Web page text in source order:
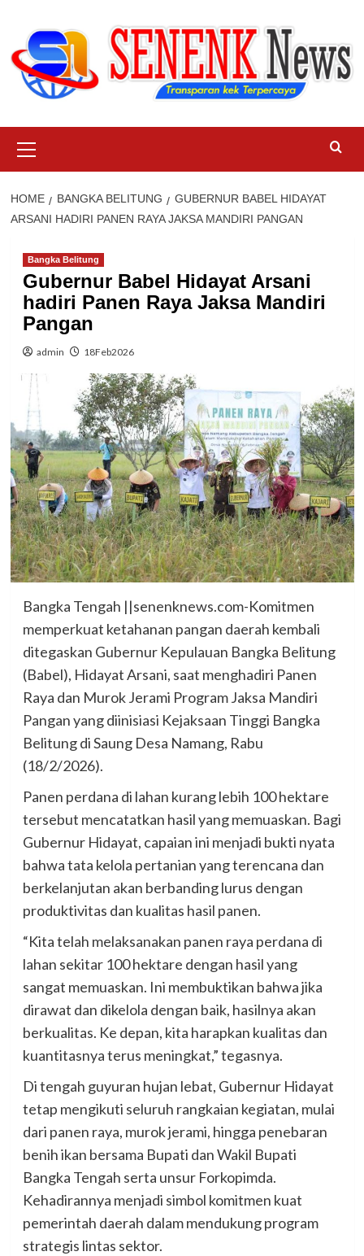
content
Menu
HOME BANGKA BELITUNG
GUBERNUR BABEL HIDAYAT
ARSANI HADIRI PANEN RAYA JAKSA MANDIRI PANGAN
Bangka Belitung
Gubernur Babel Hidayat Arsani
hadiri Panen Raya Jaksa Mandiri
Pangan
admin 18Feb2026
Bangka Tengah ||senenknews.com-Komitmen
memperkuat ketahanan pangan daerah kembali
ditegaskan Gubernur Kepulauan Bangka Belitung
(Babel), Hidayat Arsani, saat menghadiri Panen
Raya dan Murok Jerami Program Jaksa Mandiri
Pangan yang diinisiasi Kejaksaan Tinggi Bangka
Belitung di Saung Desa Namang, Rabu
(18/2/2026).
Panen perdana di lahan kurang lebih 100 hektare
tersebut mencatatkan hasil yang memuaskan. Bagi
Gubernur Hidayat, capaian ini menjadi bukti nyata
bahwa tata kelola pertanian yang terencana dan
berkelanjutan akan berbanding lurus dengan
produktivitas dan kualitas hasil panen.
“Kita telah melaksanakan panen raya perdana di
lahan sekitar 100 hektare dengan hasil yang
sangat memuaskan. Ini membuktikan bahwa jika
dirawat dan dikelola dengan baik, hasilnya akan
berkualitas. Ke depan, kita harapkan kualitas dan
kuantitasnya terus meningkat,” tegasnya.
Di tengah guyuran hujan lebat, Gubernur Hidayat
tetap mengikuti seluruh rangkaian kegiatan, mulai
dari panen raya, murok jerami, hingga penebaran
benih ikan bersama Bupati dan Wakil Bupati
Bangka Tengah serta unsur Forkopimda.
Kehadirannya menjadi simbol komitmen kuat
pemerintah daerah dalam mendukung program
strategis lintas sektor.